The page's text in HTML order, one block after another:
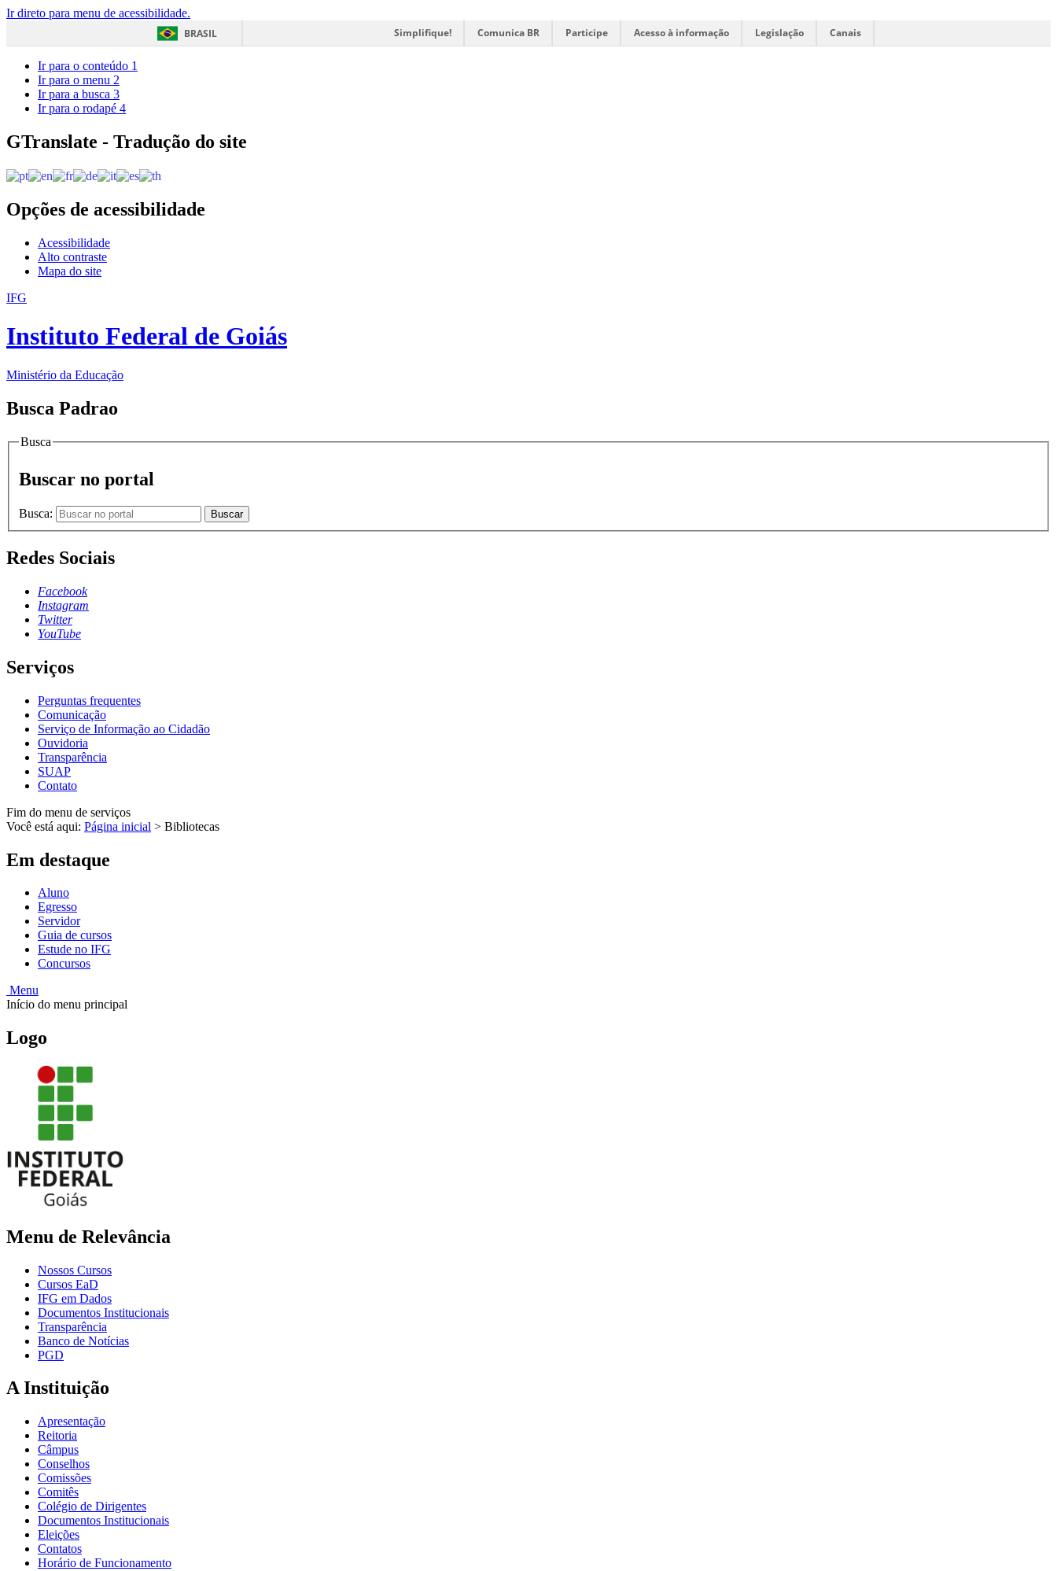
Ir direto para menu de acessibilidade.
BRASIL
Simplifique! Comunica BR Participe Acesso à informação Legislação Canais
Ir para o conteúdo 1
Ir para o menu 2
Ir para a busca 3
Ir para o rodapé 4
GTranslate - Tradução do site
Opções de acessibilidade
Acessibilidade
Alto contraste
Mapa do site
IFG
Instituto Federal de Goiás
Ministério da Educação
Busca Padrao
Busca
Buscar no portal
Busca: Buscar
Redes Sociais
Facebook
Instagram
Twitter
YouTube
Serviços
Perguntas frequentes
Comunicação
Serviço de Informação ao Cidadão
Ouvidoria
Transparência
SUAP
Contato
Fim do menu de serviços
Você está aqui: Página inicial > Bibliotecas
Em destaque
Aluno
Egresso
Servidor
Guia de cursos
Estude no IFG
Concursos
Menu
Início do menu principal
Logo
Menu de Relevância
Nossos Cursos
Cursos EaD
IFG em Dados
Documentos Institucionais
Transparência
Banco de Notícias
PGD
A Instituição
Apresentação
Reitoria
Câmpus
Conselhos
Comissões
Comitês
Colégio de Dirigentes
Documentos Institucionais
Eleições
Contatos
Horário de Funcionamento